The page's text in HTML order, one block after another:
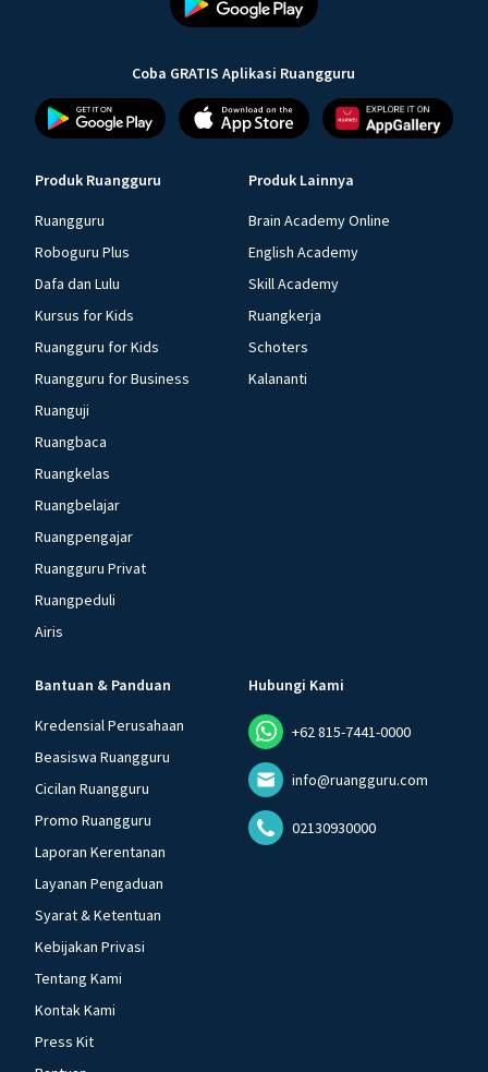
Coba GRATIS Aplikasi Ruangguru
Produk Ruangguru
Ruangguru
Roboguru Plus
Dafa dan Lulu
Kursus for Kids
Ruangguru for Kids
Ruangguru for Business
Ruanguji
Ruangbaca
Ruangkelas
Ruangbelajar
Ruangpengajar
Ruangguru Privat
Ruangpeduli
Airis
Produk Lainnya
Brain Academy Online
English Academy
Skill Academy
Ruangkerja
Schoters
Kalananti
Bantuan & Panduan
Kredensial Perusahaan
Beasiswa Ruangguru
Cicilan Ruangguru
Promo Ruangguru
Laporan Kerentanan
Layanan Pengaduan
Syarat & Ketentuan
Kebijakan Privasi
Tentang Kami
Kontak Kami
Press Kit
Hubungi Kami
+62 815-7441-0000
info@ruangguru.com
02130930000